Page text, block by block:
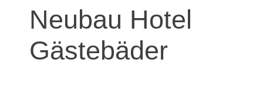
Neubau Hotel
Gästebäder